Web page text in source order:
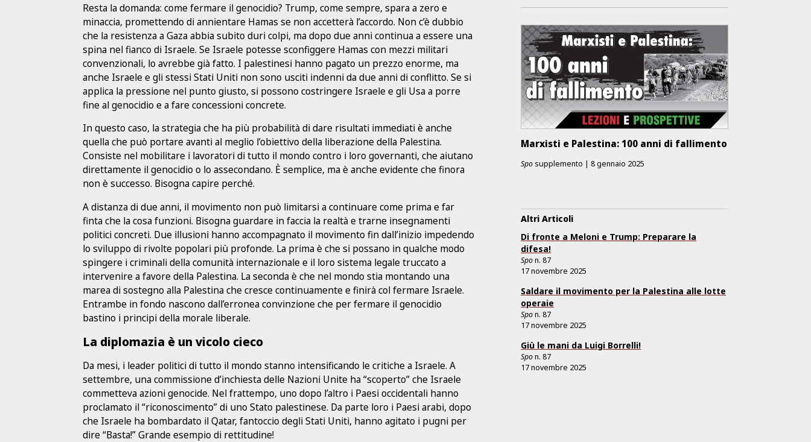
Resta la domanda: come fermare il genocidio? Trump, come sempre, spara a zero e
minaccia, promettendo di annientare Hamas se non accetterà l’accordo. Non c’è dubbio
che la resistenza a Gaza abbia subito duri colpi, ma dopo due anni continua a essere una
spina nel fianco di Israele. Se Israele potesse sconfiggere Hamas con mezzi militari
convenzionali, lo avrebbe già fatto. I palestinesi hanno pagato un prezzo enorme, ma
anche Israele e gli stessi Stati Uniti non sono usciti indenni da due anni di conflitto. Se si
applica la pressione nel punto giusto, si possono costringere Israele e gli Usa a porre
fine al genocidio e a fare concessioni concrete.
In questo caso, la strategia che ha più probabilità di dare risultati immediati è anche
quella che può portare avanti al meglio l’obiettivo della liberazione della Palestina.
Consiste nel mobilitare i lavoratori di tutto il mondo contro i loro governanti, che aiutano
direttamente il genocidio o lo assecondano. È semplice, ma è anche evidente che finora
non è successo. Bisogna capire perché.
A distanza di due anni, il movimento non può limitarsi a continuare come prima e far
finta che la cosa funzioni. Bisogna guardare in faccia la realtà e trarne insegnamenti
politici concreti. Due illusioni hanno accompagnato il movimento fin dall’inizio impedendo
lo sviluppo di rivolte popolari più profonde. La prima è che si possano in qualche modo
spingere i criminali della comunità internazionale e il loro sistema legale truccato a
intervenire a favore della Palestina. La seconda è che nel mondo stia montando una
marea di sostegno alla Palestina che cresce continuamente e finirà col fermare Israele.
Entrambe in fondo nascono dall’erronea convinzione che per fermare il genocidio
bastino i principi della morale liberale.
La diplomazia è un vicolo cieco
Da mesi, i leader politici di tutto il mondo stanno intensificando le critiche a Israele. A
settembre, una commissione d’inchiesta delle Nazioni Unite ha “scoperto” che Israele
commetteva azioni genocide. Nel frattempo, uno dopo l’altro i Paesi occidentali hanno
proclamato il “riconoscimento” di uno Stato palestinese. Da parte loro i Paesi arabi, dopo
che Israele ha bombardato il Qatar, fantoccio degli Stati Uniti, hanno agitato i pugni per
dire “Basta!” Grande esempio di rettitudine!
Marxisti e Palestina: 100 anni di fallimento
Spo supplemento | 8 gennaio 2025
Altri Articoli
Di fronte a Meloni e Trump: Preparare la
difesa!
Spon.87
17 novembre 2025
Saldare il movimento per la Palestina alle lotte
operaie
Spon.87
17 novembre 2025
Giù le mani da Luigi Borrelli!
Spon.87
17 novembre 2025